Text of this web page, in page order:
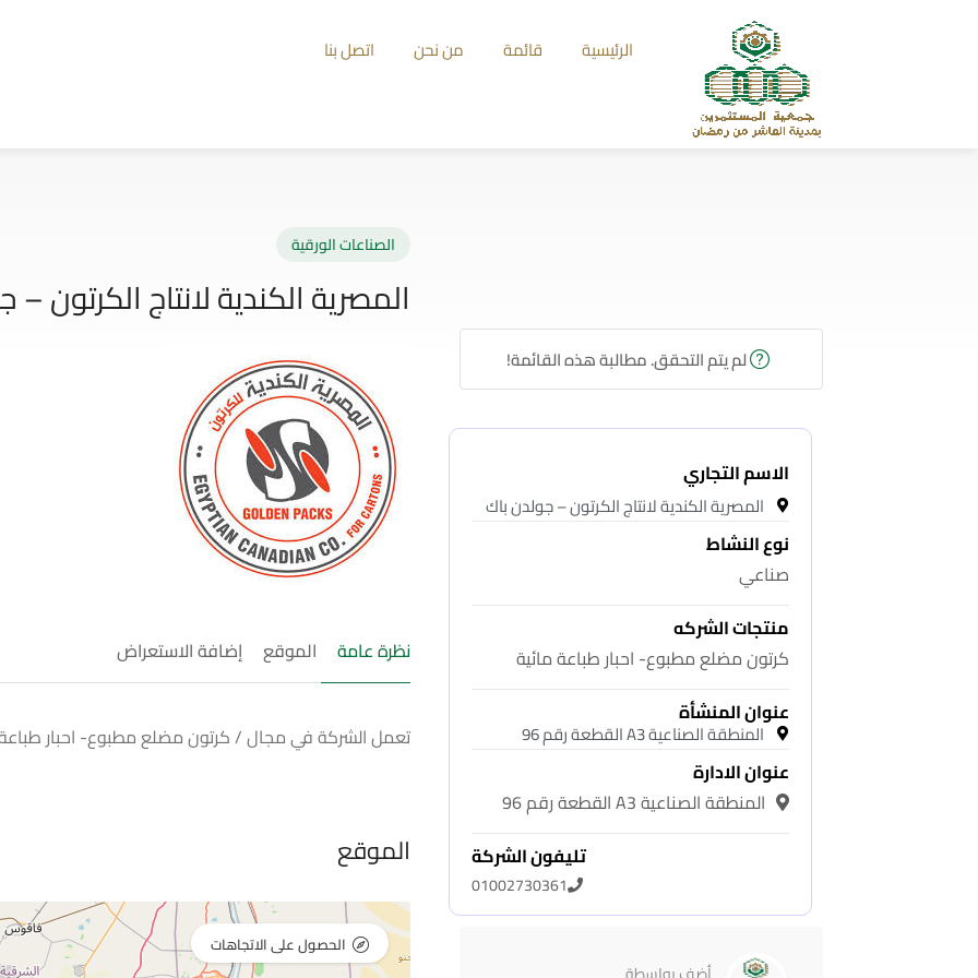
الرئيسية قائمة من نحن اتصل بنا
الصناعات الورقية
المصرية الكندية لانتاج الكرتون
نظرة عامة الموقع إضافة الاستعراض
تعمل الشركة في مجال / كرتون مضلع مطبوع- احبار
الموقع
الحصول على الاتجاهات
لم يتم التحقق. مطالبة هذه القائمة!
الاسم التجاري
المصرية الكندية لانتاج الكرتون – جولدن باك
نوع النشاط
صناعي
منتجات الشركه
كرتون مضلع مطبوع- احبار طباعة مائية
عنوان المنشأة
المنطقة الصناعية A3 القطعة رقم 96
عنوان الادارة
المنطقة الصناعية A3 القطعة رقم 96
تليفون الشركة
01002730361